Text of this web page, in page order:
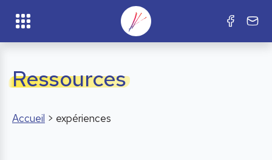
Ressources
Accueil > expériences